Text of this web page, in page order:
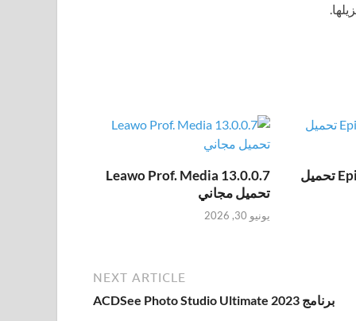
Epic Pen Pro 3.12.172 تحميل
Leawo Prof. Media 13.0.0.7
تحميل مجاني
يونيو 30, 2026
NEXT ARTICLE
برنامج ACDSee Photo Studio Ultimate 2023